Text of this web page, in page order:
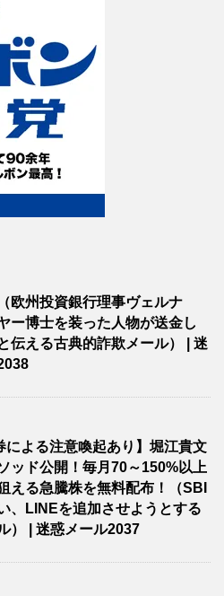
欧州投資銀行理事ヴェルナ
ー博士を装った人物が送金し
伝える古典的詐欺メール） | 迷
による注意喚起あり】堀江貴文
ッド公開！毎月70～150%以上
える急騰株を無料配布！（SBI
、LINEを追加させようとする
） | 迷惑メール2037